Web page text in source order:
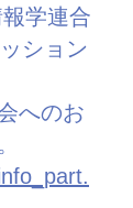
学連合
ション
へのお